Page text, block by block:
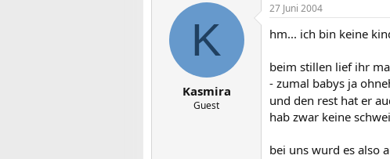
K
Kasmira
Guest
27 Juni 2004
hm... ich bin keine
beim stillen lief ihr
- zumal babys ja
und den rest hat er
hab zwar keine
bei uns wurd es also